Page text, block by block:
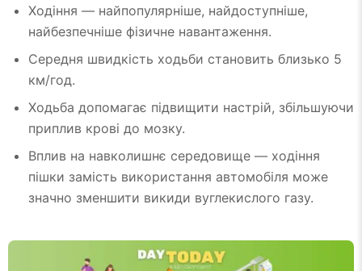
Ходіння — найпопулярніше, найдоступніше,
найбезпечніше фізичне навантаження.
Середня швидкість ходьби становить близько 5
км/год.
Ходьба допомагає підвищити настрій, збільшуючи
приплив крові до мозку.
Вплив на навколишнє середовище — ходіння
пішки замість використання автомобіля може
значно зменшити викиди вуглекислого газу.